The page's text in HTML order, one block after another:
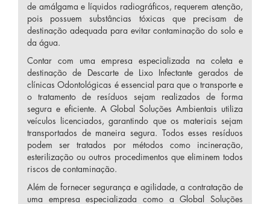
de amálgama e líquidos radiográficos, requerem atenção,
pois possuem substâncias tóxicas que precisam de
destinação adequada para evitar contaminação do solo e
da água.
Contar com uma empresa especializada na coleta e
destinação de Descarte de Lixo Infectante gerados de
clínicas Odontológicas é essencial para que o transporte e
o tratamento de resíduos sejam realizados de forma
segura e eficiente. A Global Soluções Ambientais utiliza
veículos licenciados, garantindo que os materiais sejam
transportados de maneira segura. Todos esses resíduos
podem ser tratados por métodos como incineração,
esterilização ou outros procedimentos que eliminem todos
riscos de contaminação.
Além de fornecer segurança e agilidade, a contratação de
uma empresa especializada como a Global Soluções